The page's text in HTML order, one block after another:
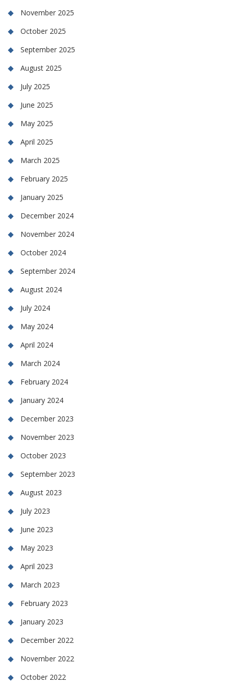
November 2025
October 2025
September 2025
August 2025
July 2025
June 2025
May 2025
April 2025
March 2025
February 2025
January 2025
December 2024
November 2024
October 2024
September 2024
August 2024
July 2024
May 2024
April 2024
March 2024
February 2024
January 2024
December 2023
November 2023
October 2023
September 2023
August 2023
July 2023
June 2023
May 2023
April 2023
March 2023
February 2023
January 2023
December 2022
November 2022
October 2022